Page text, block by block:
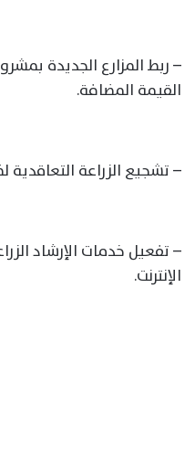
– ربط المزارع الجديدة
القيمة المضافة.
– تشجيع الزراعة
– تفعيل خدمات الإرشاد
الإنترنت.